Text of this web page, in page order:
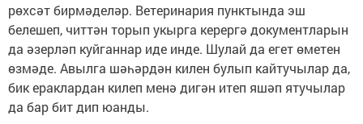
рөхсәт бирмәделәр. Ветеринария пунктында эш
белешеп, читтән торып укырга керергә документларын
да әзерләп куйганнар иде инде. Шулай да егет өметен
өзмәде. Авылга шәһәрдән килен булып кайтучылар да,
бик ераклардан килеп менә дигән итеп яшәп ятучылар
да бар бит дип юанды.